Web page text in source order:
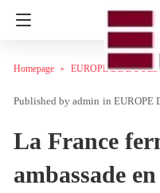
Homepage EUROPE DE
admin in EUROPE
La France
ambassade